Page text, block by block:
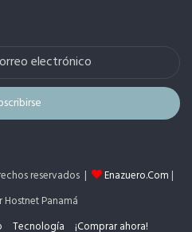
reservados | Enazuero.Com |
Panamá
Tecnología ¡Comprar ahora!